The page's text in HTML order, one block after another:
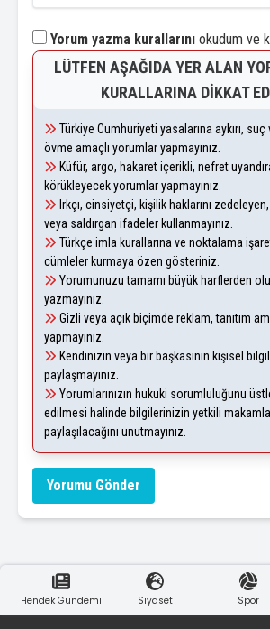
Yorum yazma kurallarını okudum ve
LÜTFEN AŞAĞIDA YER ALAN
KURALLARINA DIKKAT
Türkiye Cumhuriyeti yasalarına aykırı,
övme amaçlı yorumlar yapmayınız.
Küfür, argo, hakaret içerikli, nefret
körükleyecek yorumlar yapmayınız.
Irkçı, cinsiyetçi, kişilik haklarını
veya saldırgan ifadeler kullanmayınız.
Türkçe imla kurallarına ve noktalama
cümleler kurmaya özen gösteriniz.
Yorumunuzu tamamı büyük harflerden
yazmayınız.
Gizli veya açık biçimde reklam, tanıtım
yapmayınız.
Kendinizin veya bir başkasının kişisel
paylaşmayınız.
Yorumlarınızın hukuki sorumluluğunu
edilmesi halinde bilgilerinizin yetkili
paylaşılacağını unutmayınız.
Yorumu Gönder
Hendek Gündemi Siyaset Spor